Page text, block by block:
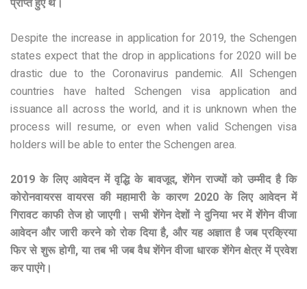
प्राप्त हुए थे।
Despite the increase in application for 2019, the Schengen
states expect that the drop in applications for 2020 will be
drastic due to the Coronavirus pandemic. All Schengen
countries have halted Schengen visa application and
issuance all across the world, and it is unknown when the
process will resume, or even when valid Schengen visa
holders will be able to enter the Schengen area.
2019 के लिए आवेदन में वृद्धि के बावजूद, शेंगेन राज्यों को उम्मीद है कि
कोरोनवायरस वायरस की महामारी के कारण 2020 के लिए आवेदन में
गिरावट काफी तेज हो जाएगी। सभी शेंगेन देशों ने दुनिया भर में शेंगेन वीजा
आवेदन और जारी करने को रोक दिया है, और यह अज्ञात है जब प्रक्रिया
फिर से शुरू होगी, या तब भी जब वैध शेंगेन वीजा धारक शेंगेन क्षेत्र में प्रवेश
कर पाएंगे।